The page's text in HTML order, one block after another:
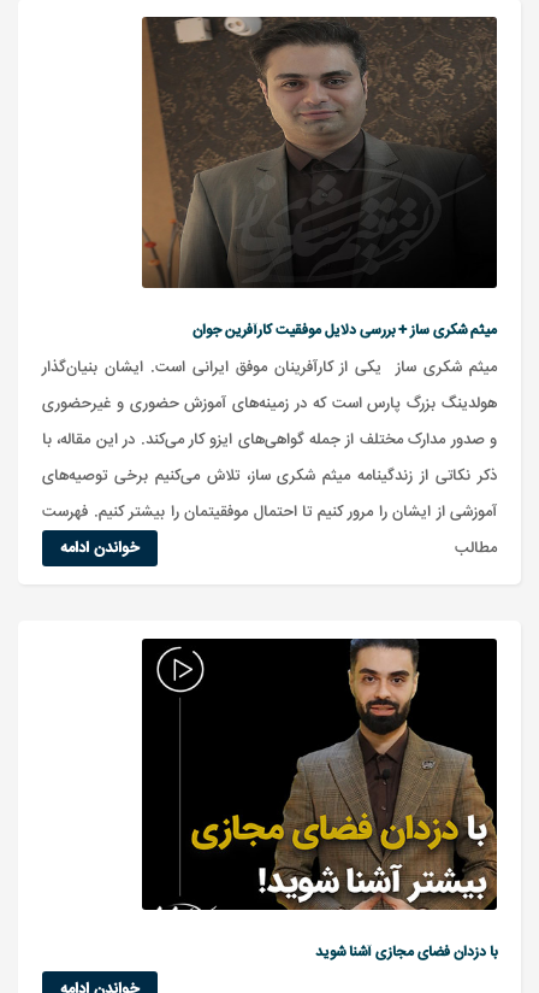
میثم شکری ساز + بررسی دلایل موفقیت کارآفرین جوان
میثم شکری ساز یکی از کارآفرینان موفق ایرانی است. ایشان بنیان‌گذار
هولدینگ بزرگ پارس است که در زمینه‌های آموزش حضوری و غیرحضوری
و صدور مدارک مختلف از جمله گواهی‌های ایزو کار می‌کند. در این مقاله، با
ذکر نکاتی از زندگینامه میثم شکری ساز، تلاش می‌کنیم برخی توصیه‌های
آموزشی از ایشان را مرور کنیم تا احتمال موفقیتمان را بیشتر کنیم. فهرست
مطالب
خواندن ادامه
با دزدان فضای مجازی آشنا شوید